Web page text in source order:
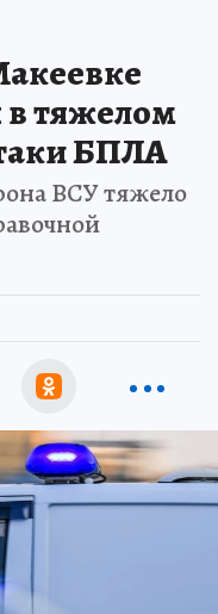
в тяжелом
БПЛА
ВСУ тяжело